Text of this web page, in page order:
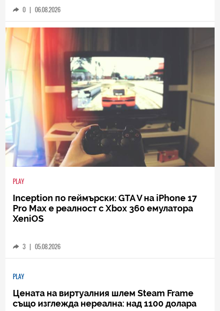
0 | 06.08.2026
PLAY
Inception по геймърски: GTA V на iPhone 17
Pro Max е реалност с Xbox 360 емулатора
XeniOS
3 | 05.08.2026
PLAY
Цената на виртуалния шлем Steam Frame
също изглежда нереална: над 1100 долара